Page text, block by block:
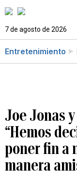
7 de agosto de 2026
Entretenimiento
Joe Jonas
“Hemos
poner fin a
manera